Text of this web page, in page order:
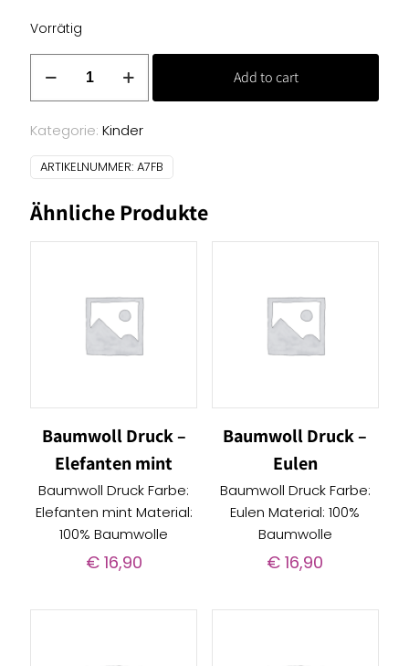
Vorrätig
-
Pinguine
Menge
Add to cart
Kategorie: Kinder
ARTIKELNUMMER: A7FB
Ähnliche Produkte
Baumwoll Druck –
Elefanten mint
Baumwoll Druck Farbe:
Elefanten mint Material:
100% Baumwolle
€16,90
Baumwoll Druck –
Eulen
Baumwoll Druck Farbe:
Eulen Material: 100%
Baumwolle
€ 16,90